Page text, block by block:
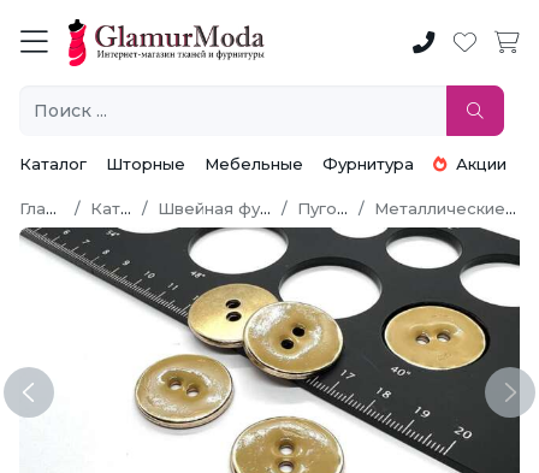
Каталог Шторные Мебельные Фурнитура Акции
Главная Каталог Швейная фурнитура Пуговицы Металлические пуговицы
Previous